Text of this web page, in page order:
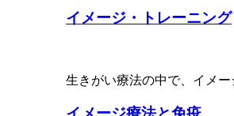
イメージ・トレーニング
生きがい療法の中で、イメ